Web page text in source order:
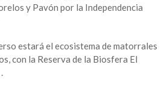
y Pavón por la Independencia
estará el ecosistema de matorrales
con la Reserva de la Biosfera El